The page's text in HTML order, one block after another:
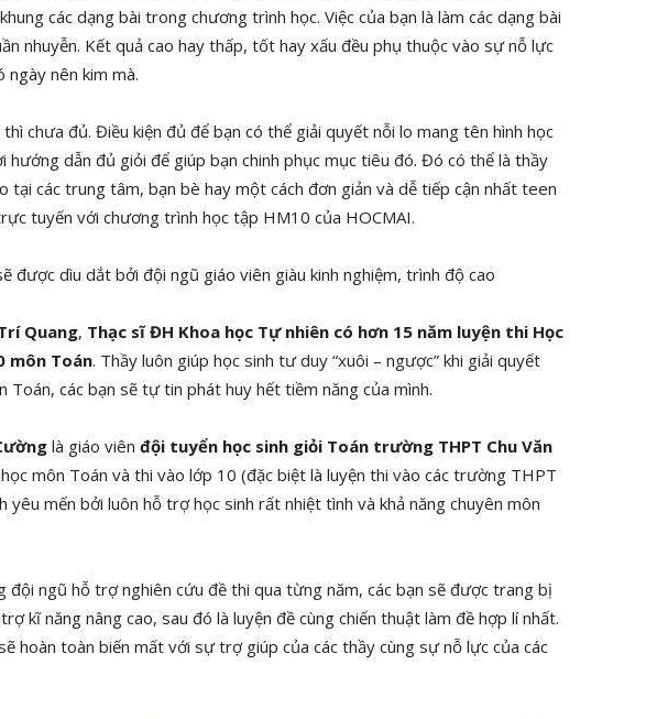
các dạng bài trong chương trình học. Việc của bạn là làm các dạng bài
nhuyễn. Kết quả cao hay thấp, tốt hay xấu đều phụ thuộc vào sự nỗ lực
ngày nên kim mà.
chưa đủ. Điều kiện đủ để bạn có thể giải quyết nỗi lo mang tên hình học
hướng dẫn đủ giỏi để giúp bạn chinh phục mục tiêu đó. Đó có thể là thầy
các trung tâm, bạn bè hay một cách đơn giản và dễ tiếp cận nhất teen
tuyến với chương trình học tập HM10 của HOCMAI.
được dìu dắt bởi đội ngũ giáo viên giàu kinh nghiệm, trình độ cao
Quang, Thạc sĩ ĐH Khoa học Tự nhiên có hơn 15 năm luyện thi Học
môn Toán. Thầy luôn giúp học sinh tư duy “xuôi – ngược” khi giải quyết
Toán, các bạn sẽ tự tin phát huy hết tiềm năng của mình.
là giáo viên đội tuyển học sinh giỏi Toán trường THPT Chu Văn
môn Toán và thi vào lớp 10 (đặc biệt là luyện thi vào các trường THPT
yêu mến bởi luôn hỗ trợ học sinh rất nhiệt tình và khả năng chuyên môn
đội ngũ hỗ trợ nghiên cứu đề thi qua từng năm, các bạn sẽ được trang bị
kĩ năng nâng cao, sau đó là luyện đề cùng chiến thuật làm đề hợp lí nhất.
hoàn toàn biến mất với sự trợ giúp của các thầy cùng sự nỗ lực của các